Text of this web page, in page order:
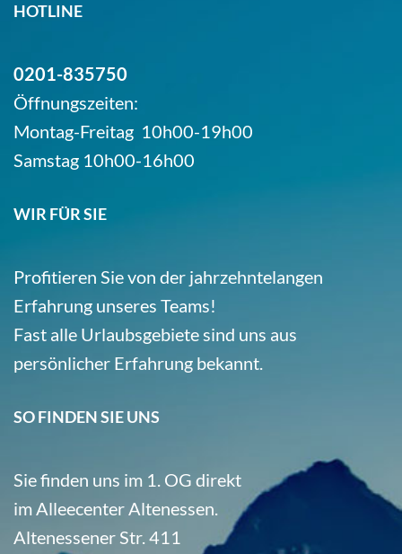
HOTLINE
0201-835750
Öffnungszeiten:
Montag-Freitag 10h00-19h00
Samstag 10h00-16h00
WIR FÜR SIE
Profitieren Sie von der jahrzehntelangen
Erfahrung unseres Teams!
Fast alle Urlaubsgebiete sind uns aus
persönlicher Erfahrung bekannt.
SO FINDEN SIE UNS
Sie finden uns im 1. OG direkt
im Alleecenter Altenessen.
Altenessener Str. 411